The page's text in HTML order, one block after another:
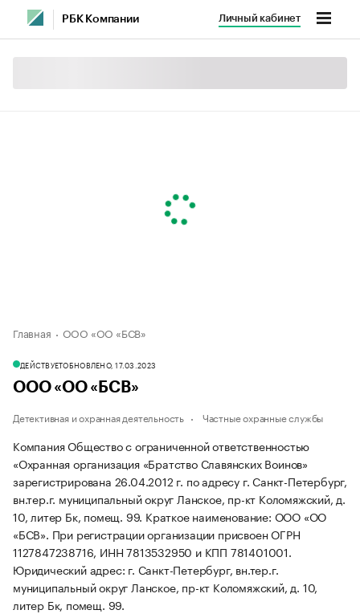
РБК Компании Личный кабинет
Главная ООО «ОО «БСВ»
ДЕЙСТВУЕТОБНОВЛЕНО, 17.03.2023
ООО «ОО «БСВ»
Детективная и охранная деятельность Частные охранные службы
Компания Общество с ограниченной ответственностью
«Охранная организация «Братство Славянских Воинов»
зарегистрирована 26.04.2012 г. по адресу г. Санкт-Петербург,
вн.тер.г. муниципальный округ Ланское, пр-кт Коломяжский, д.
10, литер Бк, помещ. 99. Краткое наименование: ООО «ОО
«БСВ». При регистрации организации присвоен ОГРН
1127847238716, ИНН 7813532950 и КПП 781401001.
Юридический адрес: г. Санкт-Петербург, вн.тер.г.
муниципальный округ Ланское, пр-кт Коломяжский, д. 10,
литер Бк, помещ. 99.